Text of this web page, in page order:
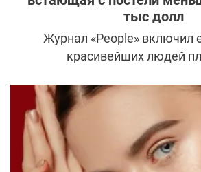
вернуться с триумфом в
моды после тяжелой
поразив поклонников своей
красотой и
косметология
Что выбрать: Ulthera или
Рынок аппаратной